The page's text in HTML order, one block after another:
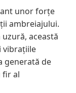
unor forțe
ambreiajului.
această
vibrațiile
generată de
fir al